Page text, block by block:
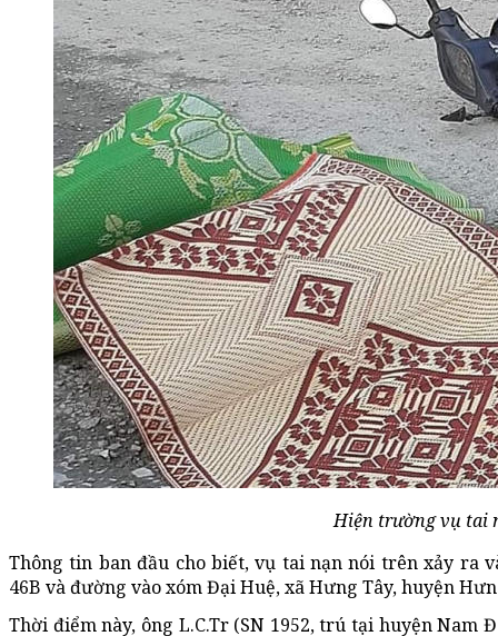
Hiện trường vụ tai
Thông tin ban đầu cho biết, vụ tai nạn nói trên xảy ra
46B và đường vào xóm Đại Huệ, xã Hưng Tây, huyện
Thời điểm này, ông L.C.Tr (SN 1952, trú tại huyện